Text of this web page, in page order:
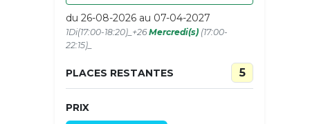
du 26-08-2026 au 07-04-2027
1Di(17:00-18:20)_+26Mercredi(s) (17:00-
22:15)_
PLACES RESTANTES 5
PRIX